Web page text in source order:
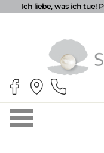
Ich liebe, was ich tue!